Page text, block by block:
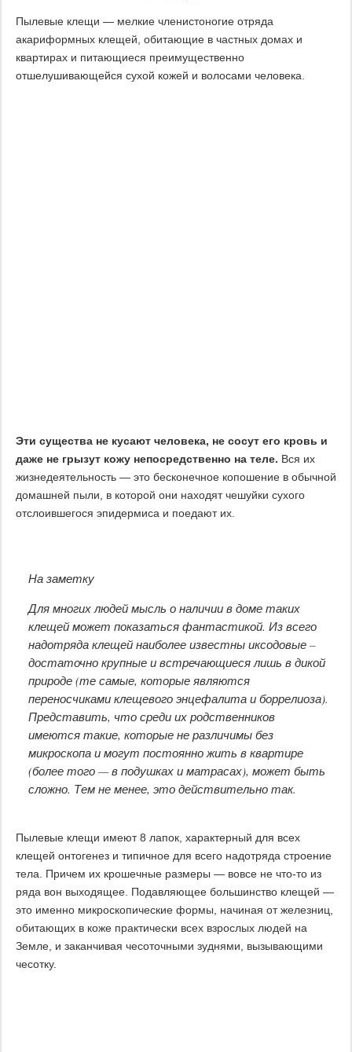
Пылевые клещи — мелкие членистоногие отряда
акариформных клещей, обитающие в частных домах и
квартирах и питающиеся преимущественно
отшелушивающейся сухой кожей и волосами человека.
Эти существа не кусают человека, не сосут его кровь и
даже не грызут кожу непосредственно на теле. Вся их
жизнедеятельность — это бесконечное копошение в обычной
домашней пыли, в которой они находят чешуйки сухого
отслоившегося эпидермиса и поедают их.
На заметку
Для многих людей мысль о наличии в доме таких
клещей может показаться фантастикой. Из всего
надотряда клещей наиболее известны иксодовые –
достаточно крупные и встречающиеся лишь в дикой
природе (те самые, которые являются
переносчиками клещевого энцефалита и боррелиоза).
Представить, что среди их родственников
имеются такие, которые не различимы без
микроскопа и могут постоянно жить в квартире
(более того — в подушках и матрасах), может быть
сложно. Тем не менее, это действительно так.
Пылевые клещи имеют 8 лапок, характерный для всех
клещей онтогенез и типичное для всего надотряда строение
тела. Причем их крошечные размеры — вовсе не что-то из
ряда вон выходящее. Подавляющее большинство клещей —
это именно микроскопические формы, начиная от железниц,
обитающих в коже практически всех взрослых людей на
Земле, и заканчивая чесоточными зуднями, вызывающими
чесотку.